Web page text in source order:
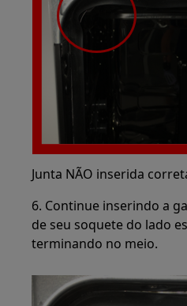
Junta NÃO inserida
6. Continue inserindo a
de seu soquete do lado
terminando no meio.